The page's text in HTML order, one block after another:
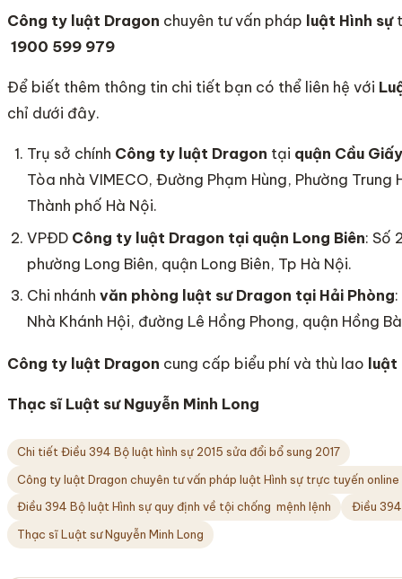
Công ty luật Dragon chuyên tư vấn pháp luật Hình sự
1900 599 979
Để biết thêm thông tin chi tiết bạn có thể liên hệ với
chỉ dưới đây.
Trụ sở chính Công ty luật Dragon tại quận Cầu
Tòa nhà VIMECO, Đường Phạm Hùng, Phường Trung
Thành phố Hà Nội.
VPĐD Công ty luật Dragon tại quận Long Biên: Số
phường Long Biên, quận Long Biên, Tp Hà Nội.
Chi nhánhvăn phòng luật sư Dragon tại Hải Phòng
Nhà Khánh Hội, đường Lê Hồng Phong, quận Hồng
Công ty luật Dragon cung cấp biểu phí và thù lao luật
Thạc sĩ Luật sư Nguyễn Minh Long
Chi tiết Điều 394 Bộ luật hình sự 2015 sửa đổi bổ sung 2017
Công ty luật Dragon chuyên tư vấn pháp luật Hình sự trực tuyến
Điều 394 Bộ luật Hình sự quy định về tội chống mệnh lệnh
Điều
Thạc sĩ Luật sư Nguyễn Minh Long